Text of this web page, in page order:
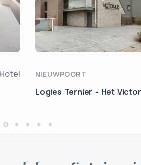
Hotel
NIEUWPOORT
Logies Ternier - Het